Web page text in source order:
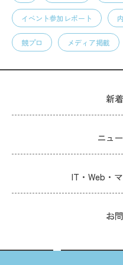
イベント参加レポート
競プロ メディア掲載
新
ニュ
IT・Web・
お